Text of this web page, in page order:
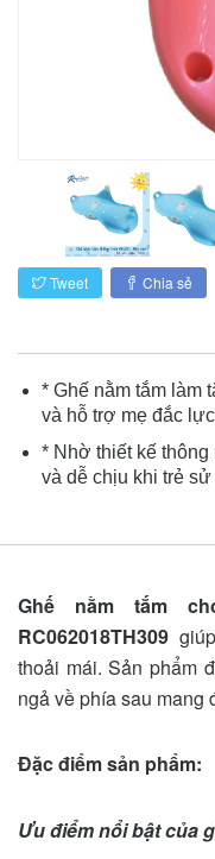
Tweet Chia sẻ
* Ghế nằm tắm làm
và hỗ trợ mẹ đắc
* Nhờ thiết kế thông
và dễ chịu khi trẻ sử
Ghế nằm tắm
RC062018TH309
thoải mái. Sản phẩm
ngả về phía sau mang
Đặc điểm sản phẩm:
Ưu điểm nổi bật của